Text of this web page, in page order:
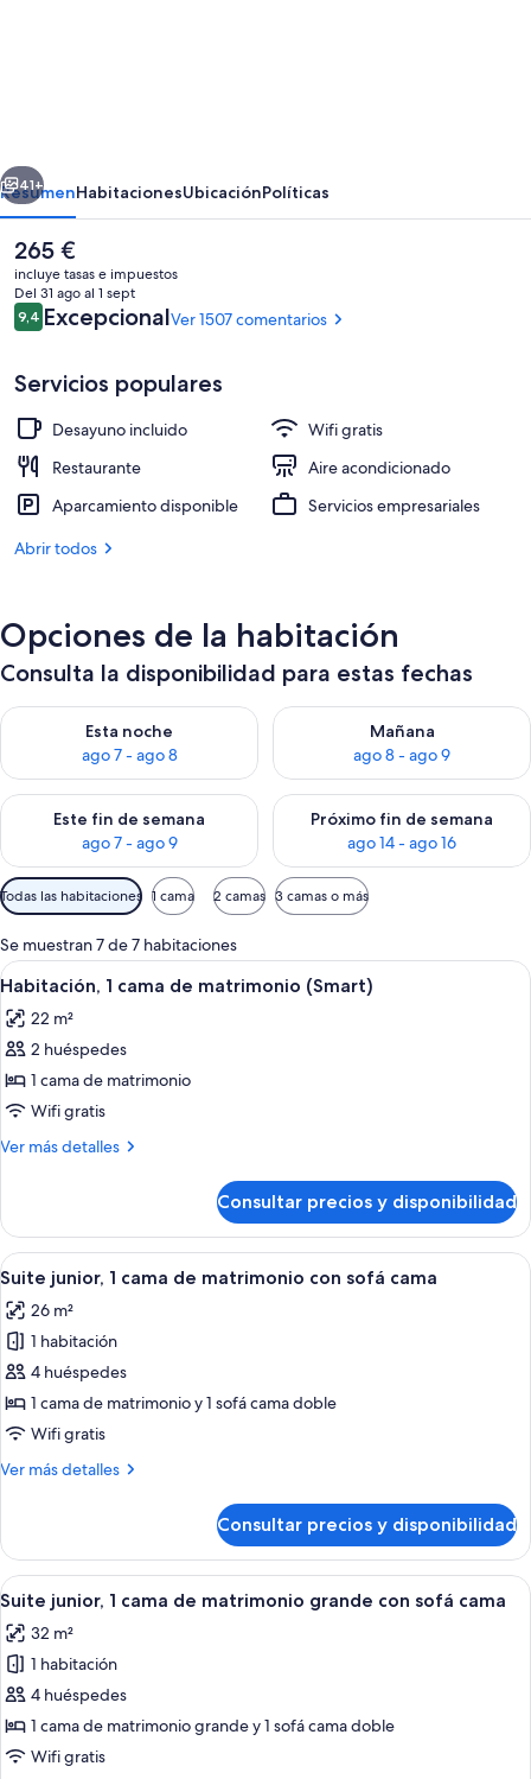
Entrada al alojamiento
Siguiente
41+
ResumenHabitacionesUbicaciónPolíticas
El
precio
actual
es
de
265 €
incluye tasas e impuestos
Del 31 ago al 1 sept
Comentarios
9,49,4 de 10
ExcepcionalVer 1507 comentarios
Servicios populares
Desayuno incluido
Wifi gratis
Restaurante
Aire acondicionado
Aparcamiento disponible
Servicios empresariales
Abrir todos
Opciones de la habitación
Consulta la disponibilidad para estas fechas
Esta noche
ago 7 - ago 8
Consulta la disponibilidad para esta noche, ago 7 - ago 8
Mañana
ago 8 - ago 9
Consulta la disponibilidad
Este fin de semana
ago 7 - ago 9
Consulta la disponibilidad para este fin de semana, ago 7 -
Próximo fin de semana
ago 14 - ago 16
Consulta la disponibilidad
Filtros
disponibles
para
las
habitaciones
Todas las habitaciones 1 cama 2 camas 3 camas o más
Se muestran 7 de 7 habitaciones
Abrir
todas
las
fotos
de
Habitación,
1
matrimonio
(Smart)
Habitación de hotel con cama, dos
4
Habitación, 1 cama de matrimonio (Smart)
22 m²
2 huéspedes
1 cama de matrimonio
Wifi gratis
Ver más detalles
Más
1
cama
de
matrimonio
(Smart)
Consultar precios y disponibilidad
Abrir
todas
las
fotos
de
Suite
junior,
cama
con
sofá
cama
Un salón con un sofá gris, una
5
Suite junior, 1 cama de matrimonio con sofá cama
26 m²
1 habitación
4 huéspedes
1 cama de matrimonio y 1 sofá cama doble
Wifi gratis
Ver más detalles
Más
junior,
cama
matrimonio
con
sofá
cama
Consultar precios y disponibilidad
Abrir
todas
las
fotos
de
Suite
junior,
Un salón con un sofá gris, una
5
Suite junior, 1 cama de matrimonio grande con sofá cama
32 m²
1 habitación
4 huéspedes
1 cama de matrimonio grande y 1 sofá cama doble
Wifi gratis